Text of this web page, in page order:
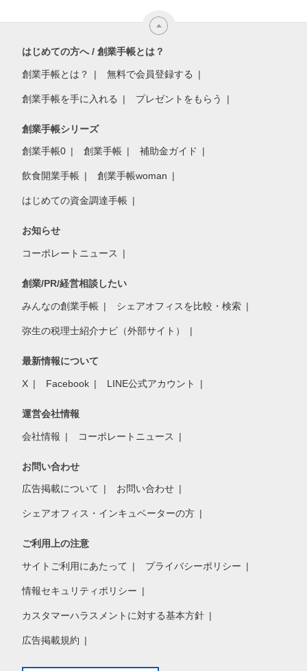
はじめての方へ / 創業手帳とは？
創業手帳とは？ 無料で会員登録する
創業手帳を手に入れる プレゼントをもらう
創業手帳シリーズ
創業手帳0 創業手帳 補助金ガイド
飲食開業手帳 創業手帳woman
はじめての資金調達手帳
お知らせ
コーポレートニュース
創業/PR/経営相談したい
みんなの創業手帳 シェアオフィスを比較・検索
弥生の税理士紹介ナビ（外部サイト）
最新情報について
X Facebook LINE公式アカウント
運営会社情報
会社情報 コーポレートニュース
お問い合わせ
広告掲載について お問い合わせ
シェアオフィス・インキュベーターの方
ご利用上の注意
サイトご利用にあたって プライバシーポリシー
情報セキュリティポリシー
カスタマーハラスメントに対する基本方針
広告掲載規約